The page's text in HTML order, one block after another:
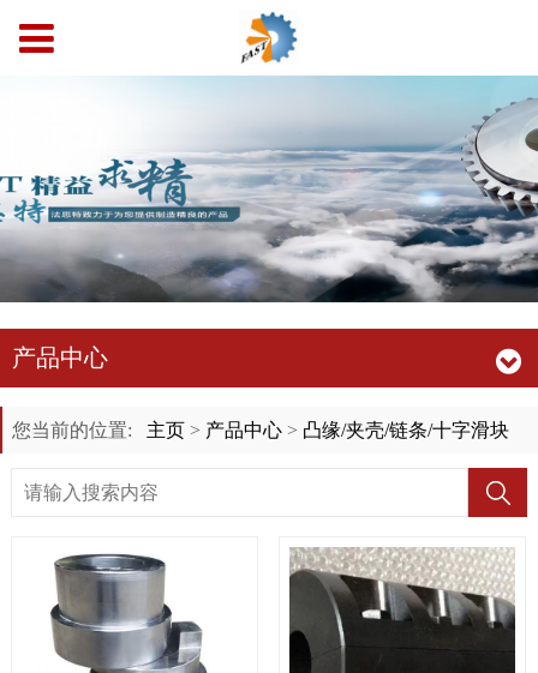
产品中心
您当前的位置: 主页> 产品中心> 凸缘/夹壳/链条/十字滑块